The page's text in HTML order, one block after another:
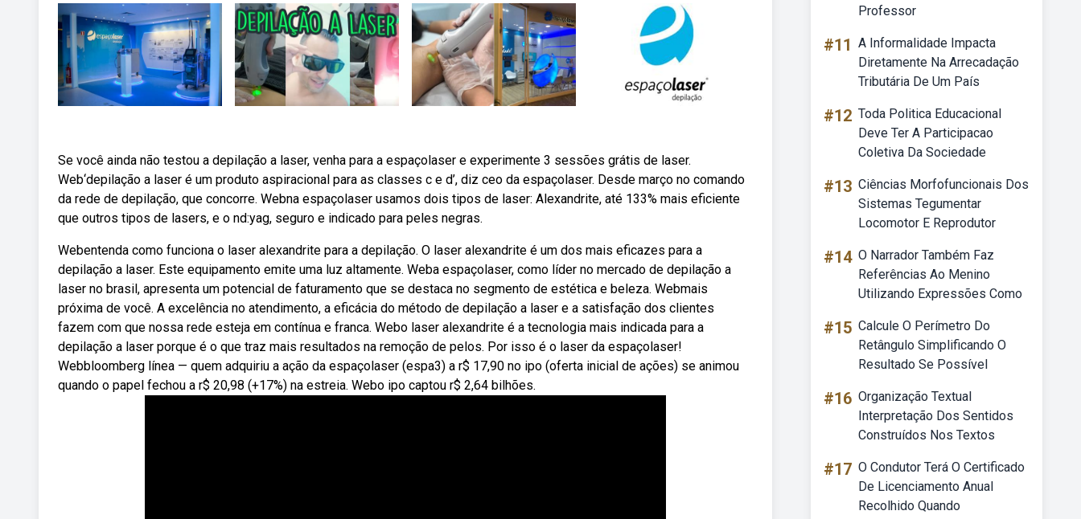
Se você ainda não testou a depilação a laser, venha para a espaçolaser e experimente 3 sessões grátis de laser.
Web‘depilação a laser é um produto aspiracional para as classes c e d’, diz ceo da espaçolaser. Desde março no comando
da rede de depilação, que concorre. Webna espaçolaser usamos dois tipos de laser: Alexandrite, até 133% mais eficiente
que outros tipos de lasers, e o nd:yag, seguro e indicado para peles negras.
Webentenda como funciona o laser alexandrite para a depilação. O laser alexandrite é um dos mais eficazes para a
depilação a laser. Este equipamento emite uma luz altamente. Weba espaçolaser, como líder no mercado de depilação a
laser no brasil, apresenta um potencial de faturamento que se destaca no segmento de estética e beleza. Webmais
próxima de você. A excelência no atendimento, a eficácia do método de depilação a laser e a satisfação dos clientes
fazem com que nossa rede esteja em contínua e franca. Webo laser alexandrite é a tecnologia mais indicada para a
depilação a laser porque é o que traz mais resultados na remoção de pelos. Por isso é o laser da espaçolaser!
Webbloomberg línea — quem adquiriu a ação da espaçolaser (espa3) a r$ 17,90 no ipo (oferta inicial de ações) se animou
quando o papel fechou a r$ 20,98 (+17%) na estreia. Webo ipo captou r$ 2,64 bilhões.
Professor
#11 A Informalidade Impacta
Diretamente Na Arrecadação
Tributária De Um País
#12 Toda Politica Educacional
Deve Ter A Participacao
Coletiva Da Sociedade
#13 Ciências Morfofuncionais Dos
Sistemas Tegumentar
Locomotor E Reprodutor
#14 O Narrador Também Faz
Referências Ao Menino
Utilizando Expressões Como
#15 Calcule O Perímetro Do
Retângulo Simplificando O
Resultado Se Possível
#16 Organização Textual
Interpretação Dos Sentidos
Construídos Nos Textos
#17 O Condutor Terá O Certificado
De Licenciamento Anual
Recolhido Quando